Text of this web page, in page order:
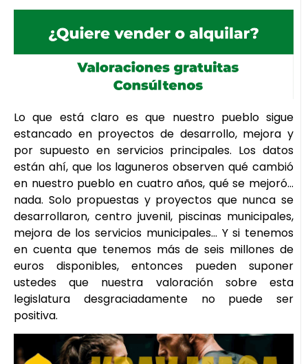
Lo que está claro es que nuestro pueblo sigue
estancado en proyectos de desarrollo, mejora y
por supuesto en servicios principales. Los datos
están ahí, que los laguneros observen qué cambió
en nuestro pueblo en cuatro años, qué se mejoró…
nada. Solo propuestas y proyectos que nunca se
desarrollaron, centro juvenil, piscinas municipales,
mejora de los servicios municipales… Y si tenemos
en cuenta que tenemos más de seis millones de
euros disponibles, entonces pueden suponer
ustedes que nuestra valoración sobre esta
legislatura desgraciadamente no puede ser
positiva.